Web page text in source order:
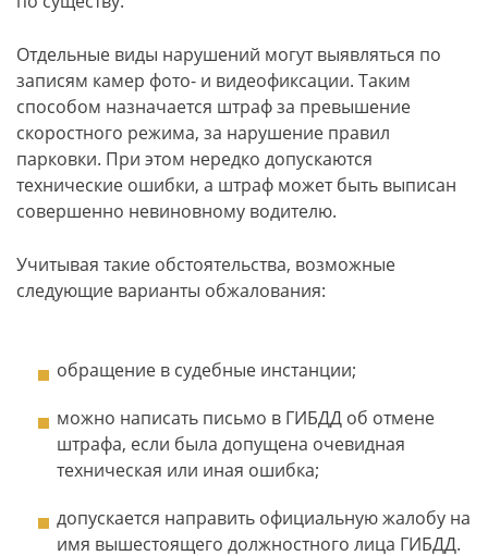
Отдельные виды нарушений могут выявляться по
записям камер фото- и видеофиксации. Таким
способом назначается штраф за превышение
скоростного режима, за нарушение правил
парковки. При этом нередко допускаются
технические ошибки, а штраф может быть выписан
совершенно невиновному водителю.
Учитывая такие обстоятельства, возможные
следующие варианты обжалования:
обращение в судебные инстанции;
можно написать письмо в ГИБДД об отмене
штрафа, если была допущена очевидная
техническая или иная ошибка;
допускается направить официальную жалобу на
имя вышестоящего должностного лица ГИБДД.